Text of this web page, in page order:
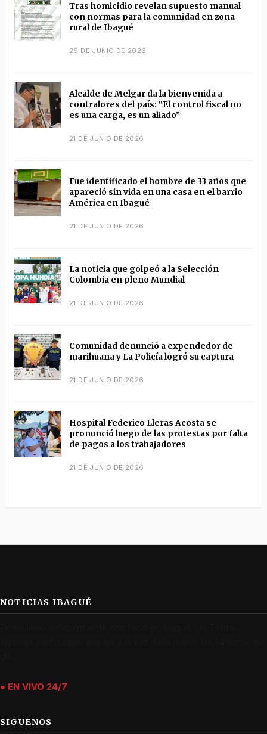
Tras homicidio revelan supuesto manual
con normas para la comunidad en zona
rural de Ibagué
26 DE JUNIO DE 2026
Alcalde de Melgar da la bienvenida a
contralores del país: “El control fiscal no
es una carga, es un aliado”
21 DE JUNIO DE 2026
Fue identificado el hombre de 33 años que
apareció sin vida en una casa en el barrio
América en Ibagué
21 DE JUNIO DE 2026
La noticia que golpeó a la Selección
Colombia en pleno Mundial
21 DE JUNIO DE 2026
Comunidad denunció a expendedor de
marihuana y La Policía logró su captura
21 DE JUNIO DE 2026
Hospital Federico Lleras Acosta se
pronunció luego de las protestas por falta
de pagos a los trabajadores
21 DE JUNIO DE 2026
NOTICIAS IBAGUÉ
● EN VIVO 24/7
SIGUENOS